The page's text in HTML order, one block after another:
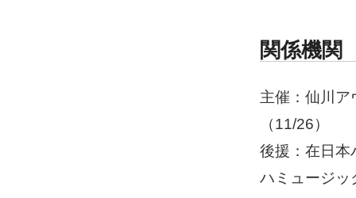
関係機関
主催：仙川
（11/26）
後援：在日本
ハミュージ